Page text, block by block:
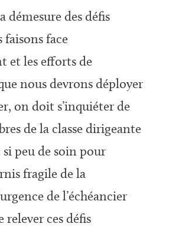
démesure des défis
faisons face
et les efforts de
nous devrons déployer
on doit s’inquiéter de
de la classe dirigeante
si peu de soin pour
fragile de la
de l’échéancier
ces défis